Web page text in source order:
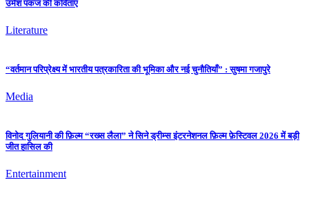
उमेश पकंज की कविताएं
Literature
“वर्तमान परिप्रेक्ष्य में भारतीय पत्रकारिता की भूमिका और नई चुनौतियाँ” : सुषमा गजापुरे
Media
विनोद गुलियानी की फ़िल्म “रख्स लैला” ने सिने ड्रीम्स इंटरनेशनल फ़िल्म फ़ेस्टिवल 2026 में बड़ी
जीत हासिल की
Entertainment